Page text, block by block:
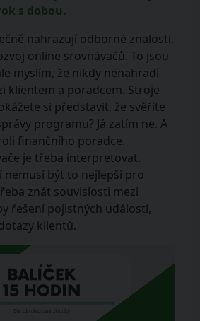
s dobou.
nahrazují odborné znalosti.
online srovnávačů. To jsou
myslím, že nikdy nenahradí
klientem a poradcem. Stroje
si představit, že svěříte
programu? Já zatím ne. A
finančního poradce.
je třeba interpretovat.
nemusí být to nejlepší pro
znát souvislosti mezi
řešení pojistných událostí,
klientů.